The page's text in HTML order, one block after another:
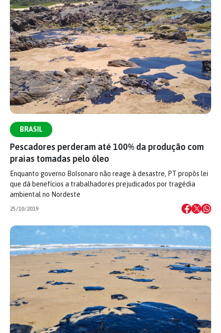
BRASIL
Pescadores perderam até 100% da produção com
praias tomadas pelo óleo
Enquanto governo Bolsonaro não reage à desastre, PT propôs lei
que dá benefícios a trabalhadores prejudicados por tragédia
ambiental no Nordeste
25/10/2019